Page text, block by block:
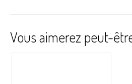
Vous aimerez peut-